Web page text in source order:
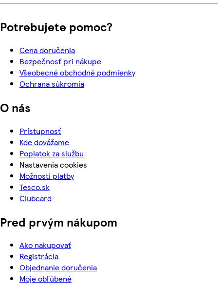
Potrebujete pomoc?
Cena doručenia
Bezpečnosť pri nákupe
Všeobecné obchodné podmienky
Ochrana súkromia
O nás
Prístupnosť
Kde dovážame
Poplatok za službu
Nastavenia cookies
Možnosti platby
Tesco.sk
Clubcard
Pred prvým nákupom
Ako nakupovať
Registrácia
Objednanie doručenia
Moje obľúbené